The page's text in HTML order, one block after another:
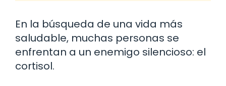
En la búsqueda de una vida más
saludable, muchas personas se
enfrentan a un enemigo silencioso: el
cortisol.